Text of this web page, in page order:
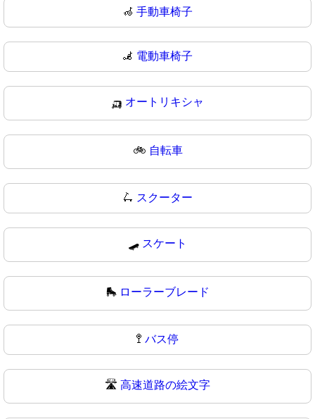
🦽 手動車椅子
🦼 電動車椅子
🛺 オートリキシャ
🚲 自転車
🛴 スクーター
🛹 スケート
🛼 ローラーブレード
🚏 バス停
🛣️ 高速道路の絵文字